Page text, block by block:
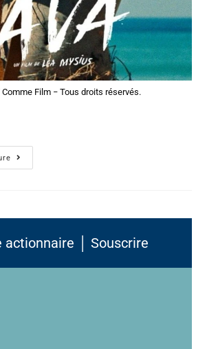
Film − Tous droits réservés.
actionnaire │ Souscrire